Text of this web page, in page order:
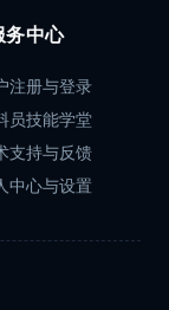
务中心
注册与登录
员技能学堂
支持与反馈
中心与设置